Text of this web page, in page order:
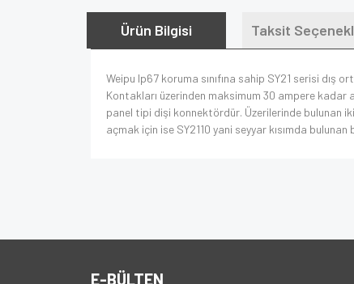
Ürün Bilgisi Taksit
Weipu Ip67 koruma sınıfına sahip SY21 serisi
Kontakları üzerinden maksimum 30 ampere kadar
panel tipi dişi konnektördür. Üzerilerinde bulunan
açmak için ise SY2110 yani seyyar kısımda
E-BÜLTEN